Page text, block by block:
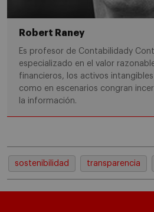
Robert Raney
Es profesor de Contabilidady
especializado en el valor
financieros, los activos
como en escenarios congran
la información.
sostenibilidad transparencia